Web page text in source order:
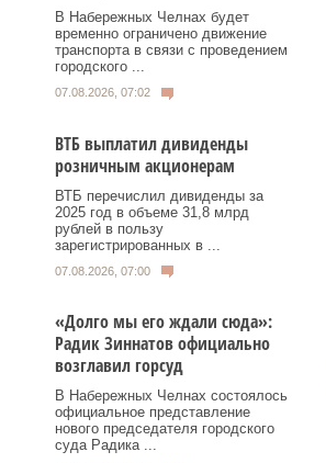
В Набережных Челнах будет
временно ограничено движение
транспорта в связи с проведением
городского ...
07.08.2026, 07:02
ВТБ выплатил дивиденды
розничным акционерам
ВТБ перечислил дивиденды за
2025 год в объеме 31,8 млрд
рублей в пользу
зарегистрированных в ...
07.08.2026, 07:00
«Долго мы его ждали сюда»:
Радик Зиннатов официально
возглавил горсуд
В Набережных Челнах состоялось
официальное представление
нового председателя городского
суда Радика ...